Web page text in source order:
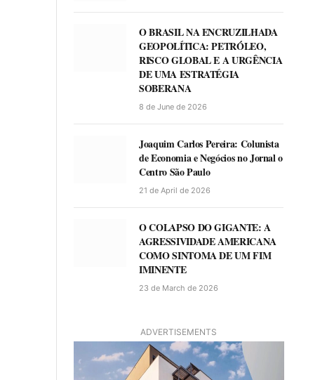
O BRASIL NA ENCRUZILHADA
GEOPOLÍTICA: PETRÓLEO,
RISCO GLOBAL E A URGÊNCIA
DE UMA ESTRATÉGIA
SOBERANA
8 de June de 2026
Joaquim Carlos Pereira: Colunista
de Economia e Negócios no Jornal o
Centro São Paulo
21 de April de 2026
O COLAPSO DO GIGANTE: A
AGRESSIVIDADE AMERICANA
COMO SINTOMA DE UM FIM
IMINENTE
23 de March de 2026
ADVERTISEMENTS